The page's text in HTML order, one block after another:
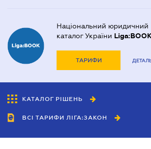
Національний юридичний
каталог України Liga:BOOK
ТАРИФИ
КАТАЛОГ РІШЕНЬ
ВСІ ТАРИФИ ЛІГА:ЗАКОН